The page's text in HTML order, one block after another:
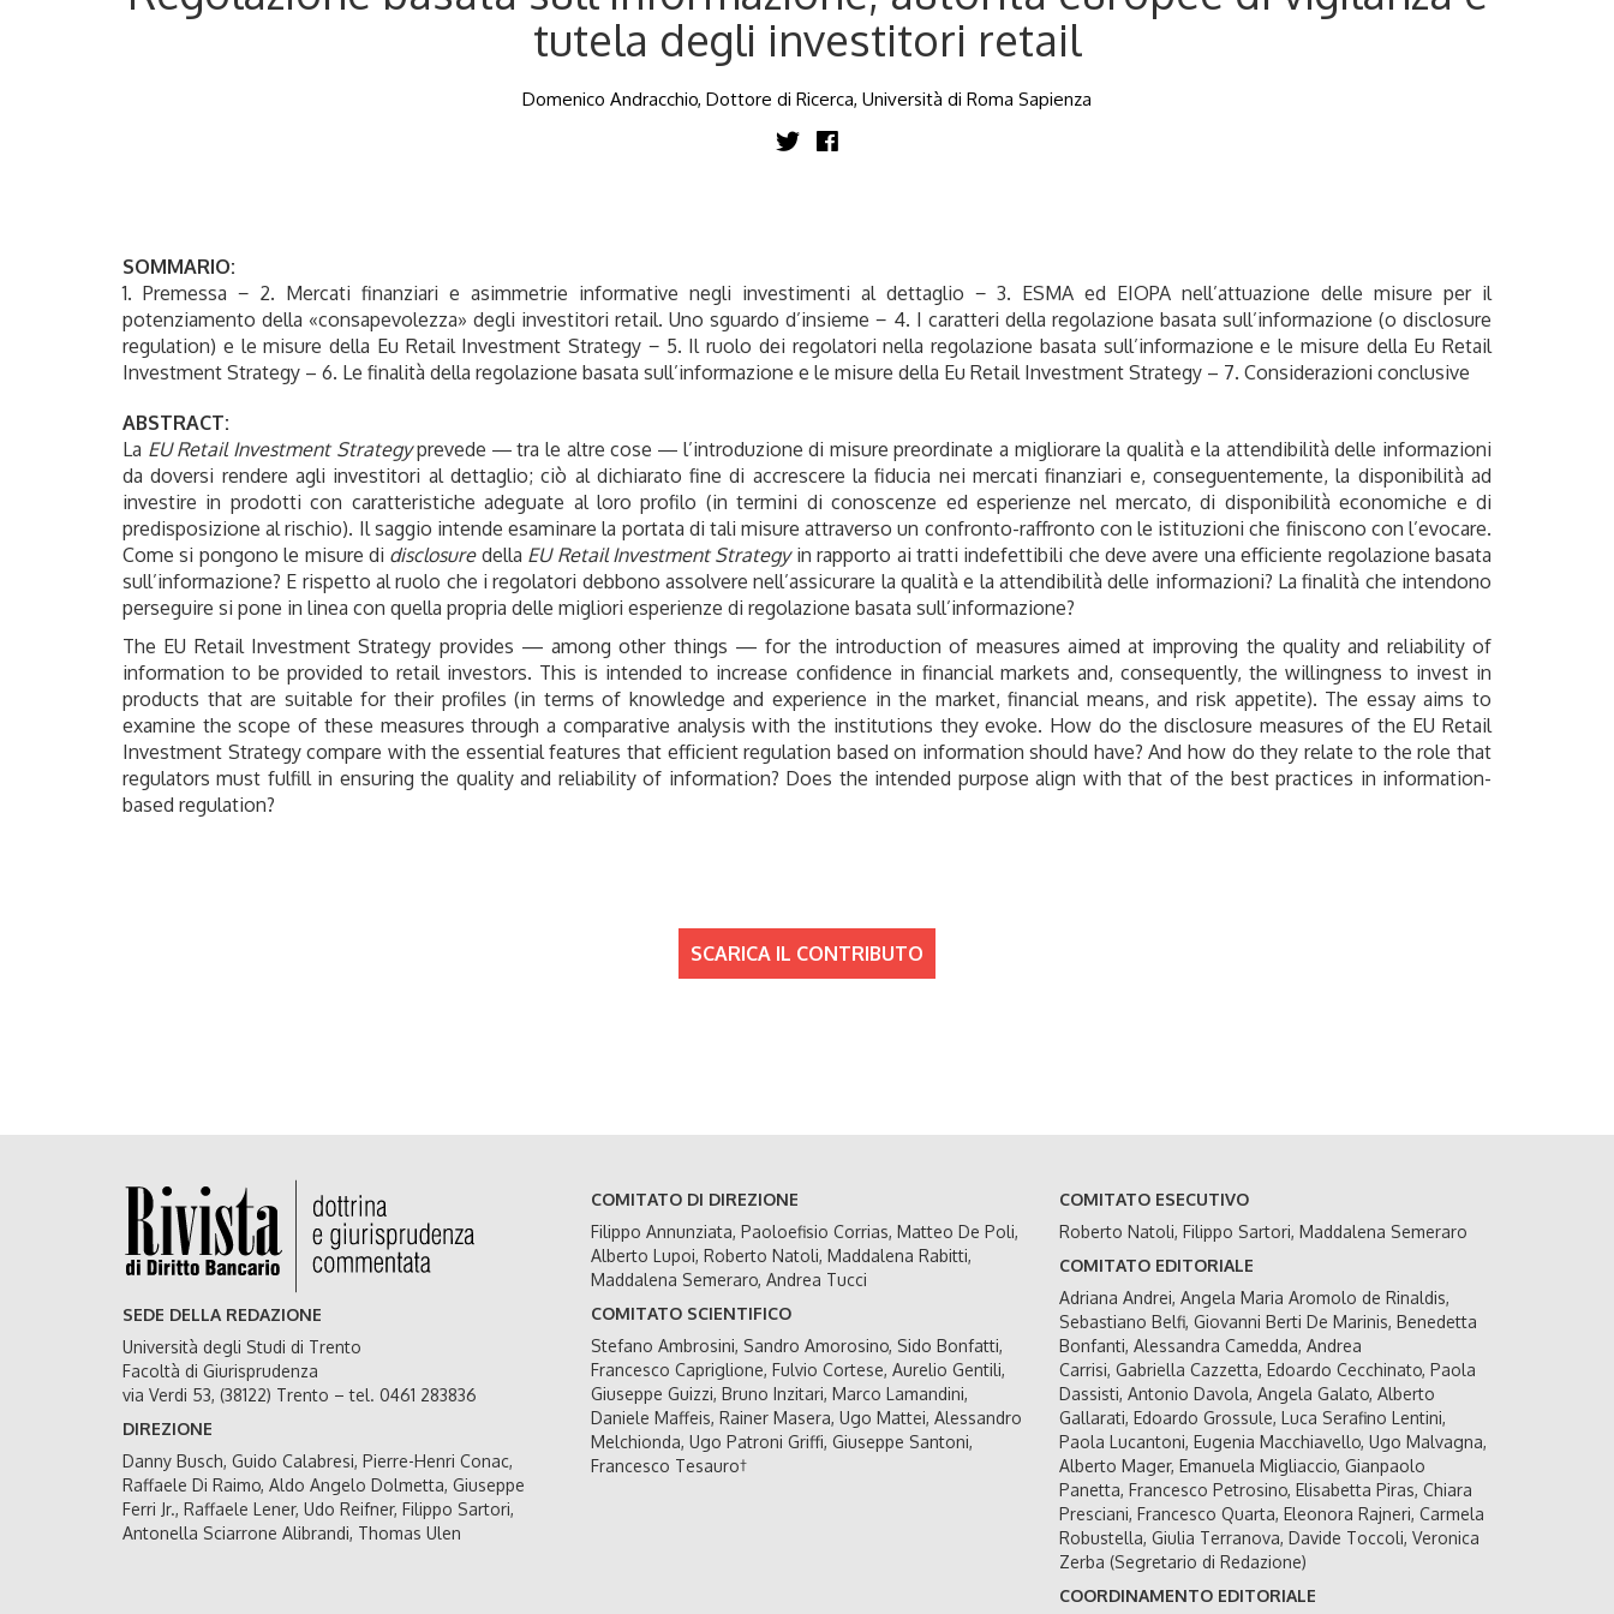
tutela degli investitori retail
Domenico Andracchio, Dottore di Ricerca, Università di Roma Sapienza
SOMMARIO:
1. Premessa − 2. Mercati finanziari e asimmetrie informative negli investimenti al dettaglio − 3. ESMA ed EIOPA nell’attuazione delle misure per il
potenziamento della «consapevolezza» degli investitori retail. Uno sguardo d’insieme − 4. I caratteri della regolazione basata sull’informazione (o disclosure
regulation) e le misure della Eu Retail Investment Strategy − 5. Il ruolo dei regolatori nella regolazione basata sull’informazione e le misure della Eu Retail
Investment Strategy – 6. Le finalità della regolazione basata sull’informazione e le misure della Eu Retail Investment Strategy – 7. Considerazioni conclusive
ABSTRACT:
La EU Retail Investment Strategyprevede ― tra le altre cose ― l’introduzione di misure preordinate a migliorare la qualità e la attendibilità delle informazioni
da doversi rendere agli investitori al dettaglio; ciò al dichiarato fine di accrescere la fiducia nei mercati finanziari e, conseguentemente, la disponibilità ad
investire in prodotti con caratteristiche adeguate al loro profilo (in termini di conoscenze ed esperienze nel mercato, di disponibilità economiche e di
predisposizione al rischio). Il saggio intende esaminare la portata di tali misure attraverso un confronto-raffronto con le istituzioni che finiscono con l’evocare.
Come si pongono le misure di disclosuredella EU Retail Investment Strategyin rapporto ai tratti indefettibili che deve avere una efficiente regolazione basata
sull’informazione? E rispetto al ruolo che i regolatori debbono assolvere nell’assicurare la qualità e la attendibilità delle informazioni? La finalità che intendono
perseguire si pone in linea con quella propria delle migliori esperienze di regolazione basata sull’informazione?
The EU Retail Investment Strategy provides — among other things — for the introduction of measures aimed at improving the quality and reliability of
information to be provided to retail investors. This is intended to increase confidence in financial markets and, consequently, the willingness to invest in
products that are suitable for their profiles (in terms of knowledge and experience in the market, financial means, and risk appetite). The essay aims to
examine the scope of these measures through a comparative analysis with the institutions they evoke. How do the disclosure measures of the EU Retail
Investment Strategy compare with the essential features that efficient regulation based on information should have? And how do they relate to the role that
regulators must fulfill in ensuring the quality and reliability of information? Does the intended purpose align with that of the best practices in information-
based regulation?
SCARICA IL CONTRIBUTO
SEDE DELLA REDAZIONE
Università degli Studi di Trento
Facoltà di Giurisprudenza
via Verdi 53, (38122) Trento – tel. 0461 283836
DIREZIONE
Danny Busch, Guido Calabresi, Pierre-Henri Conac,
Raffaele Di Raimo, Aldo Angelo Dolmetta, Giuseppe
Ferri Jr., Raffaele Lener, Udo Reifner, Filippo Sartori,
Antonella Sciarrone Alibrandi, Thomas Ulen
COMITATO DI DIREZIONE
Filippo Annunziata, Paoloefisio Corrias, Matteo De Poli,
Alberto Lupoi, Roberto Natoli, Maddalena Rabitti,
Maddalena Semeraro, Andrea Tucci
COMITATO SCIENTIFICO
Stefano Ambrosini, Sandro Amorosino, Sido Bonfatti,
Francesco Capriglione, Fulvio Cortese, Aurelio Gentili,
Giuseppe Guizzi, Bruno Inzitari, Marco Lamandini,
Daniele Maffeis, Rainer Masera, Ugo Mattei, Alessandro
Melchionda, Ugo Patroni Griffi, Giuseppe Santoni,
Francesco Tesauro†
COMITATO ESECUTIVO
Roberto Natoli, Filippo Sartori, Maddalena Semeraro
COMITATO EDITORIALE
Adriana Andrei, Angela Maria Aromolo de Rinaldis,
Sebastiano Belfi, Giovanni Berti De Marinis, Benedetta
Bonfanti, Alessandra Camedda, Andrea
Carrisi, Gabriella Cazzetta, Edoardo Cecchinato, Paola
Dassisti, Antonio Davola, Angela Galato, Alberto
Gallarati, Edoardo Grossule, Luca Serafino Lentini,
Paola Lucantoni, Eugenia Macchiavello, Ugo Malvagna,
Alberto Mager, Emanuela Migliaccio, Gianpaolo
Panetta, Francesco Petrosino, Elisabetta Piras, Chiara
Presciani, Francesco Quarta, Eleonora Rajneri, Carmela
Robustella, Giulia Terranova, Davide Toccoli, Veronica
Zerba (Segretario di Redazione)
COORDINAMENTO EDITORIALE